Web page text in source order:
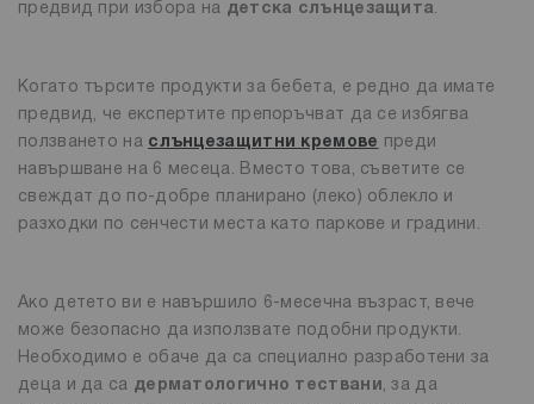
предвид при избора на детска слънцезащита.
Когато търсите продукти за бебета, е редно да имате
предвид, че експертите препоръчват да се избягва
ползването на слънцезащитни кремове
преди
навършване на 6 месеца. Вместо това, съветите се
свеждат до по-добре планирано (леко) облекло и
разходки по сенчести места като паркове и градини.
Ако детето ви е навършило 6-месечна възраст, вече
може безопасно да използвате подобни продукти.
Необходимо е обаче да са специално разработени за
деца и да са дерматологично тествани , за да